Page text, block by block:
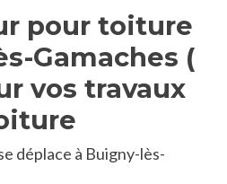
pour toiture
Gamaches (
vos travaux
déplace à Buigny-lès-